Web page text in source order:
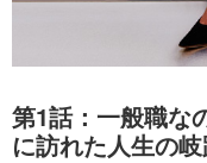
第1話：一般職な
に訪れた人生の